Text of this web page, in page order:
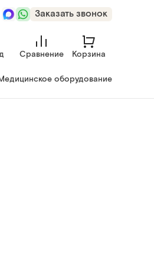
Заказать звонок
Сравнение Корзина
оборудование